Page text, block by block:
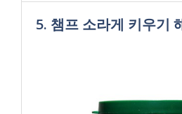
5. 챔프 소라게 키우기